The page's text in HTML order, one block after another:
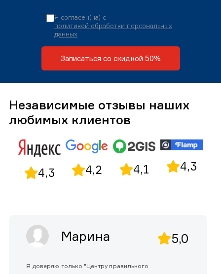
Я согласен(на) с
политикой обработки персональных
данных
Записаться со скидкой 50%
Независимые отзывы наших
любимых клиентов
4,3 4,2 4,1 4,3
Марина 5,0
Я доверяю только "Центру правильного